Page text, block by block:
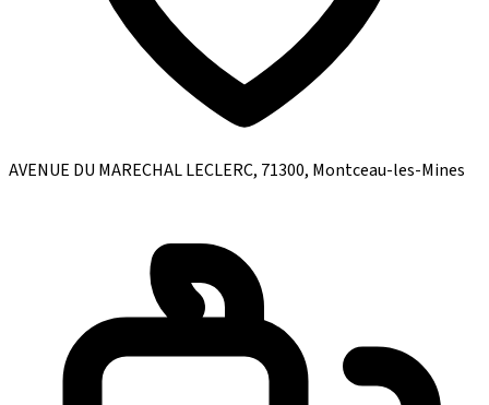
AVENUE DU MARECHAL LECLERC, 71300, Montceau-les-Mines